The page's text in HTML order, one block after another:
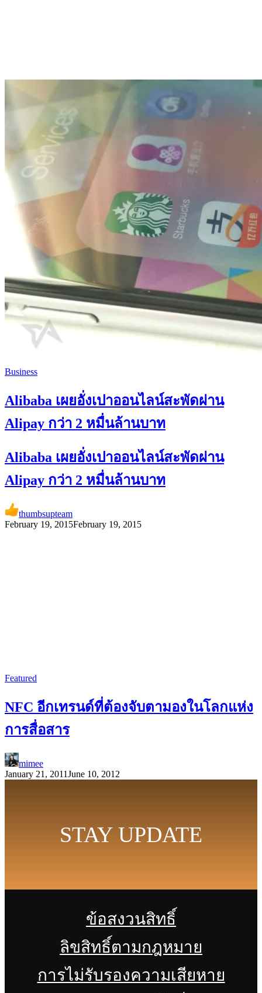
Business
Alibaba เผยอั่งเปาออนไลน์สะพัดผ่าน
Alipay กว่า 2 หมื่นล้านบาท
Alibaba เผยอั่งเปาออนไลน์สะพัดผ่าน
Alipay กว่า 2 หมื่นล้านบาท
thumbsupteam
February 19, 2015February 19, 2015
Featured
NFC อีกเทรนด์ที่ต้องจับตามองในโลกแห่ง
การสื่อสาร
mimee
January 21, 2011June 10, 2012
STAY UPDATE
ข้อสงวนสิทธิ์
ลิขสิทธิ์ตามกฎหมาย
การไม่รับรองความเสียหาย